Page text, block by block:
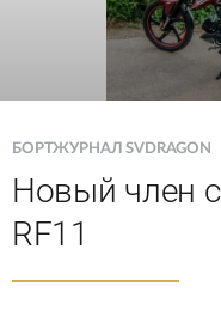
БОРТЖУРНАЛ SVDRAGON
Новый член
RF11